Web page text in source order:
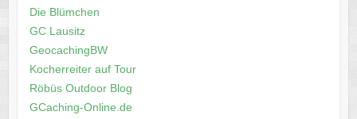
Die Blümchen
GC Lausitz
GeocachingBW
Kocherreiter auf Tour
Röbüs Outdoor Blog
GCaching-Online.de